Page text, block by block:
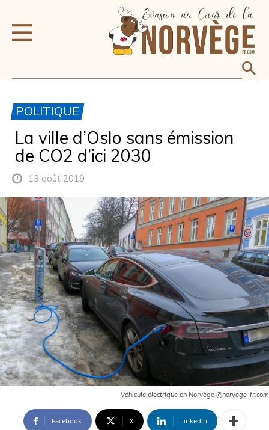
POLITIQUE
La ville d’Oslo sans émission
de CO2 d’ici 2030
13 août 2019
Véhicule électrique en Norvège @norvege-fr.com
Facebook X Linkedin